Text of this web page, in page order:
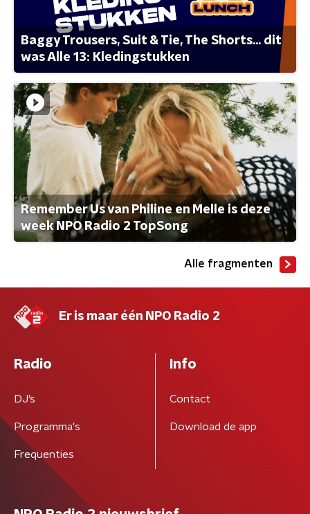
Baggy Trousers, Suit & Tie, The Shorts... dit
was Alle 13: Kledingstukken
Remember Us van Philine en Melle is deze
week NPO Radio 2 TopSong
Alle fragmenten
Er is maar één NPO Radio 2
Radio
DJ’s
Programma's
Frequenties
Info
Contact
Download de app